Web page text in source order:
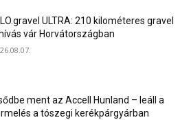
ULTRA: 210 kilométeres gravel
vár Horvátországban
ment az Accell Hunland – leáll a
a tószegi kerékpárgyárban